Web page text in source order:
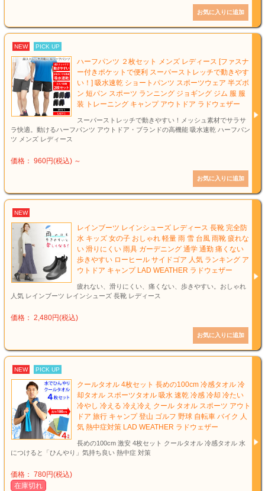
NEW PICK UP
ハーフパンツ ２枚セット メンズ レディース [ファスナ
ー付きポケットで便利 スーパーストレッチで動きやす
い！] 吸水速乾 ショートパンツ スポーツウェア 半ズボ
ン 短パン スポーツ ランニング ジョギング ジム 服 服
装 トレーニング キャンプ アウトドア ラドウェザー
スーパーストレッチで動きやすい！メッシュ素材でサラサ
ラ快適。動けるハーフパンツ アウトドア・ブランドの高機能 吸水速乾 ハーフパン
ツ メンズ レディース
価格： 960円(税込) ～
NEW
レインブーツ レインシューズ レディース 長靴 完全防
水 キッズ 女の子 おしゃれ 軽量 雨 雪 台風 雨靴 疲れな
い 滑りにくい 雨具 ガーデニング 通学 通勤 痛くない
歩きやすい ローヒール サイドゴア 人気 ランキング ア
ウトドア キャンプ LAD WEATHER ラドウェザー
疲れない、滑りにくい、痛くない、歩きやすい。おしゃれ
人気 レインブーツ レインシューズ 長靴 レディース
価格： 2,480円(税込)
NEW PICK UP
クールタオル 4枚セット 長めの100cm 冷感タオル 冷
却タオル スポーツタオル 吸水 速乾 冷感 冷却 冷たい
冷やし 冷える 冷え冷え クール タオル スポーツ アウト
ドア 旅行 キャンプ 登山 ゴルフ 野球 自転車 バイク 人
気 熱中症対策 LAD WEATHER ラドウェザー
長めの100cm 激安 4枚セット クールタオル 冷感タオル 水
につけると「ひんやり」気持ち良い 熱中症 対策
価格： 780円(税込)
在庫切れ